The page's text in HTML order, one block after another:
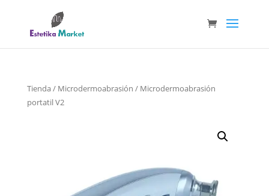
Tienda/ Microdermoabrasión / Microdermoabrasión
portatil V2